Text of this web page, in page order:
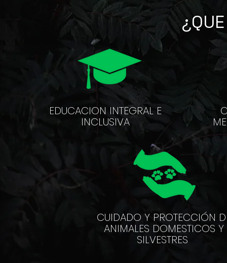
EDUCACION INTEGRAL E
INCLUSIVA
CUIDADO Y PROTECCIÓN
ANIMALES DOMESTICOS Y
SILVESTRES